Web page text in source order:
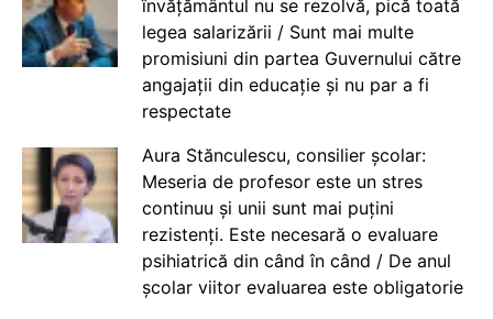
învățământul nu se rezolvă, pică toată
legea salarizării / Sunt mai multe
promisiuni din partea Guvernului către
angajații din educație și nu par a fi
respectate
Aura Stănculescu, consilier școlar:
Meseria de profesor este un stres
continuu și unii sunt mai puțini
rezistenți. Este necesară o evaluare
psihiatrică din când în când / De anul
școlar viitor evaluarea este obligatorie